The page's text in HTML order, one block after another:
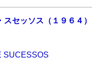
スセッ ソス（１９６４）
SUCESSOS